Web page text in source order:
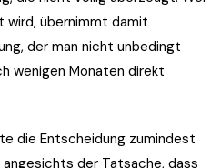
wird, übernimmt damit
der man nicht unbedingt
wenigen Monaten direkt
die Entscheidung zumindest
der Tatsache, dass